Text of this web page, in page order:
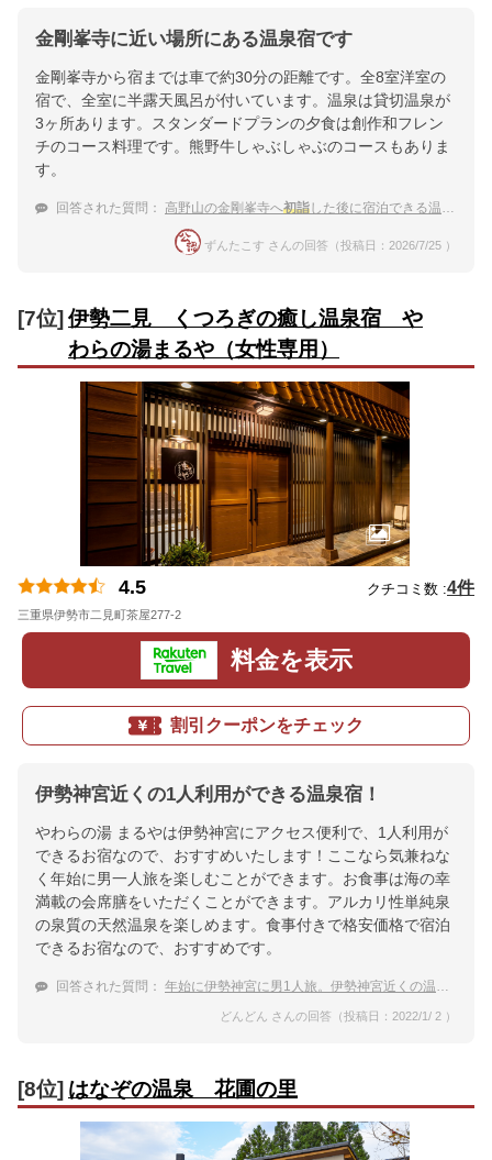
金剛峯寺に近い場所にある温泉宿です
金剛峯寺から宿までは車で約30分の距離です。全8室洋室の
宿で、全室に半露天風呂が付いています。温泉は貸切温泉が
3ヶ所あります。スタンダードプランの夕食は創作和フレン
チのコース料理です。熊野牛しゃぶしゃぶのコースもありま
す。
回答された質問： 高野山の金剛峯寺へ初詣 した後に宿泊できる温泉宿
ずんたこす さんの回答（投稿日：2026/7/25 ）
[7位]伊勢二見 くつろぎの癒し温泉宿 や
わらの湯まるや（女性専用）
4.5 クチコミ数 :4件
三重県伊勢市二見町茶屋277-2
料金を表示
割引クーポンをチェック
伊勢神宮近くの1人利用ができる温泉宿！
やわらの湯 まるやは伊勢神宮にアクセス便利で、1人利用が
できるお宿なので、おすすめいたします！ここなら気兼ねな
く年始に男一人旅を楽しむことができます。お食事は海の幸
満載の会席膳をいただくことができます。アルカリ性単純泉
の泉質の天然温泉を楽しめます。食事付きで格安価格で宿泊
できるお宿なので、おすすめです。
回答された質問： 年始に伊勢神宮に男1人旅。伊勢神宮近くの温泉宿を教えて。
どんどん さんの回答（投稿日：2022/1/ 2 ）
[8位] はなぞの温泉 花圃の里